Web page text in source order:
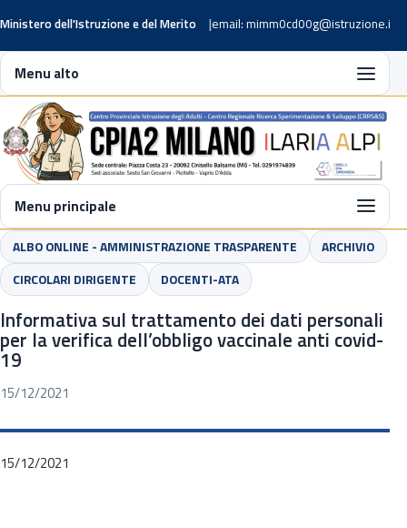
Ministero dell'Istruzione e del Merito email: mimm0cd00g@istruzione.it
Menu alto
Menu principale
ALBO ONLINE - AMMINISTRAZIONE TRASPARENTE
ARCHIVIO
CIRCOLARI DIRIGENTE
DOCENTI-ATA
Informativa sul trattamento dei dati personali
per la verifica dell’obbligo vaccinale anti covid-
19
15/12/2021
15/12/2021